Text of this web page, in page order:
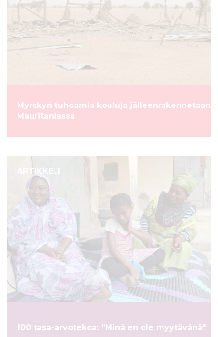
Myrskyn tuhoamia kouluja jälleenrakennetaan
Mauritaniassa
ARTIKKELI
100 tasa-arvotekoa: ”Minä en ole myytävänä"